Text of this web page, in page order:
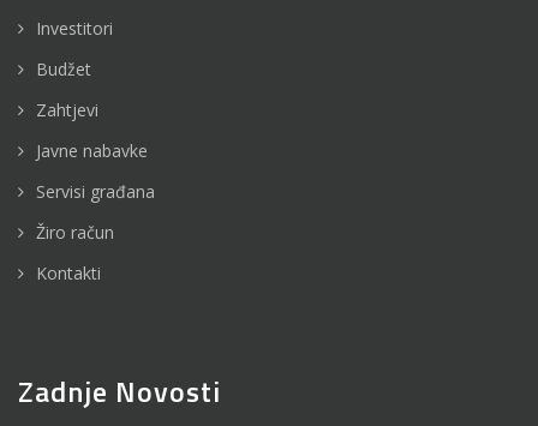
Investitori
Budžet
Zahtjevi
Javne nabavke
Servisi građana
Žiro račun
Kontakti
Zadnje Novosti